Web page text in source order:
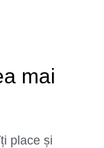
mai
place și